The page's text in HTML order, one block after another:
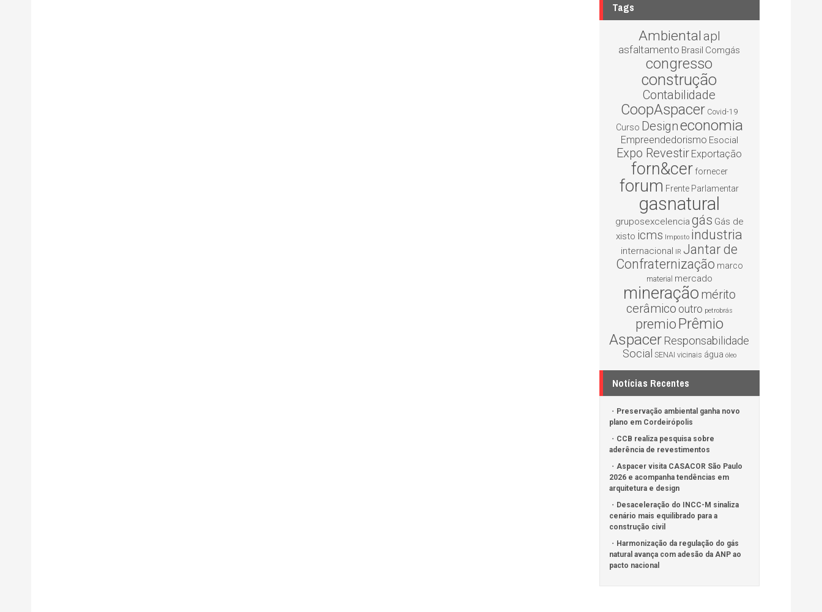
Tags
Ambiental apl
asfaltamento Brasil Comgás
congresso
construção
Contabilidade
CoopAspacer Covid-19
Curso Designeconomia
Empreendedorismo Esocial
Expo Revestir Exportação
forn&cer fornecer
forum Frente Parlamentar
gasnatural
gruposexcelencia gás Gás de
xisto icms Imposto industria
internacional IR Jantar de
Confraternização marco
material mercado
mineração mérito
cerâmico outro petrobrás
premio Prêmio
Aspacer Responsabilidade
Social SENAI vicinais água óleo
Notícias Recentes
Preservação ambiental ganha novo
plano em Cordeirópolis
CCB realiza pesquisa sobre
aderência de revestimentos
Aspacer visita CASACOR São Paulo
2026 e acompanha tendências em
arquitetura e design
Desaceleração do INCC-M sinaliza
cenário mais equilibrado para a
construção civil
Harmonização da regulação do gás
natural avança com adesão da ANP ao
pacto nacional